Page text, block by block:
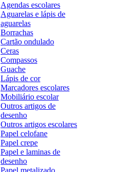
Agendas escolares
Aguarelas e lápis de
aguarelas
Borrachas
Cartão ondulado
Ceras
Compassos
Guache
Lápis de cor
Marcadores escolares
Mobiliário escolar
Outros artigos de
desenho
Outros artigos escolares
Papel celofane
Papel crepe
Papel e laminas de
desenho
Papel metalizado